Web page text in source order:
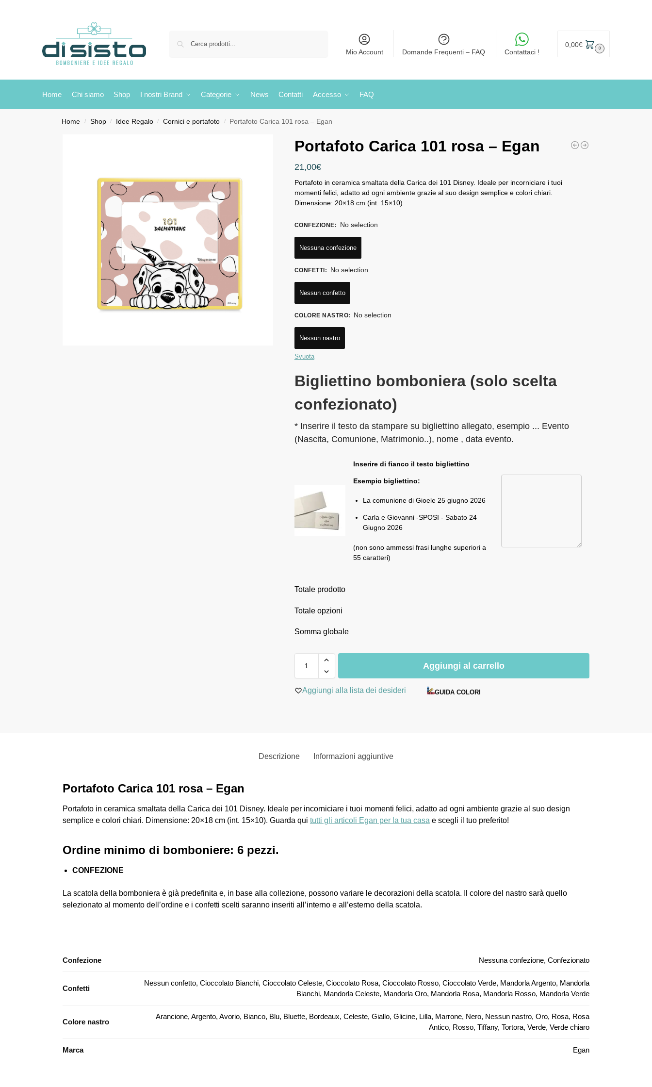
Mio Account Domande Frequenti – FAQ Contattaci !
0,00€ 0
Home Chi siamo Shop I nostri Brand Categorie News Contatti Accesso FAQ
Home / Shop / Idee Regalo / Cornici e portafoto / Portafoto Carica 101 rosa – Egan
Portafoto Carica 101 rosa – Egan
21,00€
Portafoto in ceramica smaltata della Carica dei 101 Disney. Ideale per incorniciare i tuoi
momenti felici, adatto ad ogni ambiente grazie al suo design semplice e colori chiari.
Dimensione: 20×18 cm (int. 15×10)
CONFEZIONE: No selection
Nessuna confezione
CONFETTI: No selection
Nessun confetto
COLORE NASTRO: No selection
Nessun nastro
Svuota
Bigliettino bomboniera (solo scelta
confezionato)
* Inserire il testo da stampare su bigliettino allegato, esempio ... Evento
(Nascita, Comunione, Matrimonio..), nome , data evento.
Inserire di fianco il testo bigliettino
Esempio bigliettino:
La comunione di Gioele 25 giugno 2026
Carla e Giovanni -SPOSI - Sabato 24
Giugno 2026
(non sono ammessi frasi lunghe superiori a
55 caratteri)
Totale prodotto
Totale opzioni
Somma globale
Aggiungi al carrello
Aggiungi alla lista dei desideri GUIDA COLORI
Descrizione Informazioni aggiuntive
Portafoto Carica 101 rosa – Egan
Portafoto in ceramica smaltata della Carica dei 101 Disney. Ideale per incorniciare i tuoi momenti felici, adatto ad ogni ambiente grazie al suo design
semplice e colori chiari. Dimensione: 20×18 cm (int. 15×10). Guarda qui tutti gli articoli Egan per la tua casa e scegli il tuo preferito!
Ordine minimo di bomboniere: 6 pezzi.
CONFEZIONE
La scatola della bomboniera è già predefinita e, in base alla collezione, possono variare le decorazioni della scatola. Il colore del nastro sarà quello
selezionato al momento dell’ordine e i confetti scelti saranno inseriti all’interno e all’esterno della scatola.
Confezione Nessuna confezione, Confezionato
Confetti
Nessun confetto, Cioccolato Bianchi, Cioccolato Celeste, Cioccolato Rosa, Cioccolato Rosso, Cioccolato Verde, Mandorla Argento, Mandorla
Bianchi, Mandorla Celeste, Mandorla Oro, Mandorla Rosa, Mandorla Rosso, Mandorla Verde
Colore nastro
Arancione, Argento, Avorio, Bianco, Blu, Bluette, Bordeaux, Celeste, Giallo, Glicine, Lilla, Marrone, Nero, Nessun nastro, Oro, Rosa, Rosa
Antico, Rosso, Tiffany, Tortora, Verde, Verde chiaro
Marca Egan